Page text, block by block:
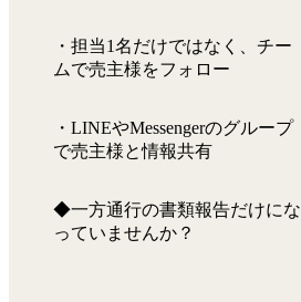
・担当1名だけではなく、チー
ムで売主様をフォロー
・LINEやMessengerのグループ
で売主様と情報共有
◆一方通行の書類報告だけにな
っていませんか？